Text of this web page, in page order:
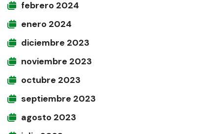
febrero 2024
enero 2024
diciembre 2023
noviembre 2023
octubre 2023
septiembre 2023
agosto 2023